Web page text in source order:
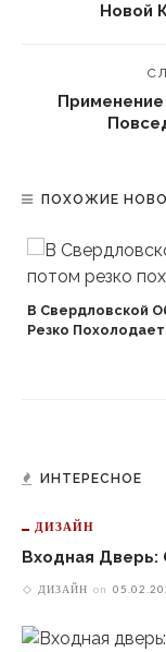
Новой
Применение
ПОХОЖИЕ
В Свердловской
Резко Похолодает
ИНТЕРЕСНОЕ
ДИЗАЙН
Входная Дверь:
ДИЗАЙН on